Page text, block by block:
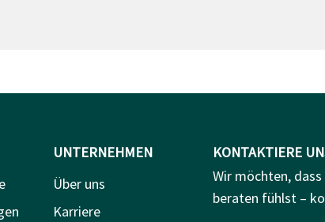
UNTERNEHMEN
Über uns
Karriere
KONTAKTIERE
Wir möchten,
beraten fühlst –